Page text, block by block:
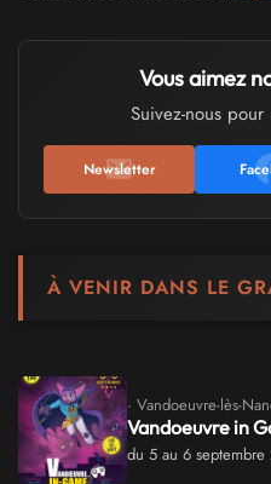
Vous aimez
Suivez-nous
Newsletter
À VENIR DANS LE
· Vandoeuvre-lès-
Vandoeuvre in
du 5 au 6